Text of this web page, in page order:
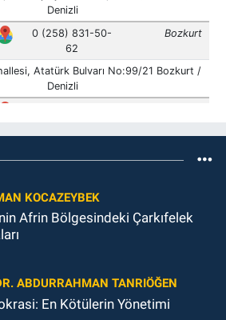
KOCAZEYBEK
Afrin Bölgesindeki Çarkıfelek
ABDURRAHMAN TANRIÖĞEN
En Kötülerin Yönetimi